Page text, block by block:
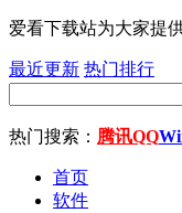
爱看下载站为大家提
最近更新 热门排行
热门搜索： 腾讯QQ
首页
软件